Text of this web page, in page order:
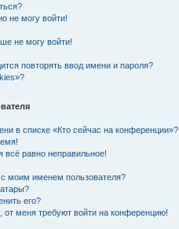
не могу войти!
не могу войти!
повторять ввод имени и пароля?
в списке «Кто сейчас на конференции»?
всё равно неправильное!
моим именем пользователя?
его?
от меня требуют войти на конференцию!